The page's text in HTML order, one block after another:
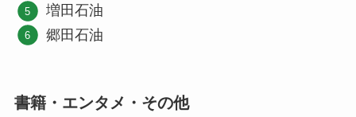
増田石油
郷田石油
書籍・エンタメ・その他